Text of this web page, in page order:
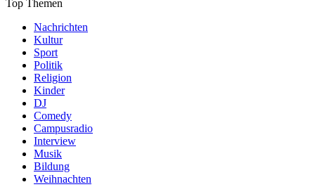
Top Themen
Nachrichten
Kultur
Sport
Politik
Religion
Kinder
DJ
Comedy
Campusradio
Interview
Musik
Bildung
Weihnachten